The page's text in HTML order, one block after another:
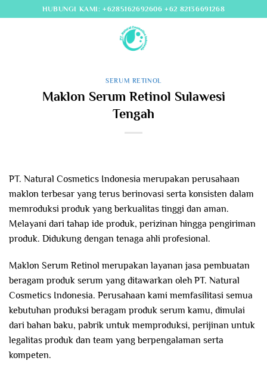
to
HUBUNGI KAMI: +6285162692606 +62 82136691268
SERUM RETINOL
Maklon Serum Retinol Sulawesi
Tengah
PT. Natural Cosmetics Indonesia merupakan perusahaan
maklon terbesar yang terus berinovasi serta konsisten dalam
memroduksi produk yang berkualitas tinggi dan aman.
Melayani dari tahap ide produk, perizinan hingga pengiriman
produk. Didukung dengan tenaga ahli profesional.
Maklon Serum Retinol merupakan layanan jasa pembuatan
beragam produk serum yang ditawarkan oleh PT. Natural
Cosmetics Indonesia. Perusahaan kami memfasilitasi semua
kebutuhan produksi beragam produk serum kamu, dimulai
dari bahan baku, pabrik untuk memproduksi, perijinan untuk
legalitas produk dan team yang berpengalaman serta
kompeten.